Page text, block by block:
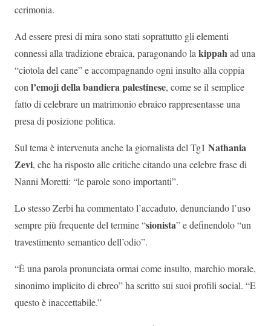
cerimonia.
Ad essere presi di mira sono stati soprattutto gli elementi
connessi alla tradizione ebraica, paragonando lakippahad una
“ciotola del cane” e accompagnando ogni insulto alla coppia
conl’emoji della bandiera palestinese, come se il semplice
fatto di celebrare un matrimonio ebraico rappresentasse una
presa di posizione politica.
Sul tema è intervenuta anche la giornalista del Tg1 Nathania
Zevi, che ha risposto alle critiche citando una celebre frase di
Nanni Moretti: “le parole sono importanti”.
Lo stesso Zerbi ha commentato l’accaduto, denunciando l’uso
sempre più frequente del termine “sionista” e definendolo “un
travestimento semantico dell’odio”.
“È una parola pronunciata ormai come insulto, marchio morale,
sinonimo implicito di ebreo” ha scritto sui suoi profili social. “E
questo è inaccettabile.”